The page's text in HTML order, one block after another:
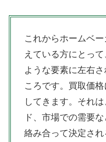
これからホームベ
えている方にとっ
ような要素に左右
ころです。買取価
してきます。それ
ド、市場での需要
絡み合って決定さ